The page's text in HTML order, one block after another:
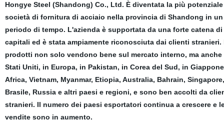
Hongye Steel (Shandong) Co., Ltd. È diventata la più potenziale
società di fornitura di acciaio nella provincia di Shandong in un
periodo di tempo. L'azienda è supportata da una forte catena di
capitali ed è stata ampiamente riconosciuta dai clienti stranieri.
prodotti non solo vendono bene sul mercato interno, ma anche
Stati Uniti, in Europa, in Pakistan, in Corea del Sud, in
Africa, Vietnam, Myanmar, Etiopia, Australia, Bahrain, Singapore,
Brasile, Russia e altri paesi e regioni, e sono ben accolti da
stranieri. Il numero dei paesi esportatori continua a crescere e
vendite sono in aumento.